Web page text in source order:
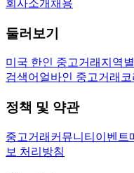
회사소개 채용
둘러보기
미국 한인 중고거래 지역
검색어 얼바인 중고거래
정책 및 약관
중고거래 커뮤니티 이벤트
보 처리방침